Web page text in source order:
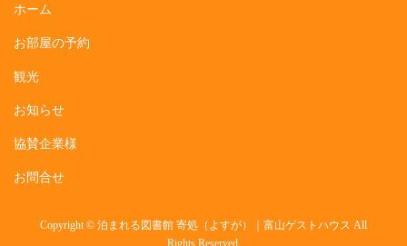
ホーム
お部屋の予約
観光
お知らせ
協賛企業様
お問合せ
Copyright © 泊まれる図書館 寄処（よすが）｜富山ゲストハウス All